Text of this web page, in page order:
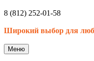
8 (812) 252-01-58
Широкий выбор для
Меню